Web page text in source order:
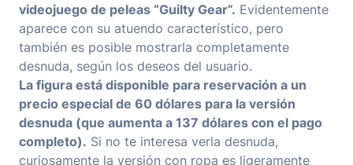
videojuego de peleas “Guilty Gear”. Evidentemente
aparece con su atuendo característico, pero
también es posible mostrarla completamente
desnuda, según los deseos del usuario.
La figura está disponible para reservación a un
precio especial de 60 dólares para la versión
desnuda (que aumenta a 137 dólares con el pago
completo). Si no te interesa verla desnuda,
curiosamente la versión con ropa es ligeramente